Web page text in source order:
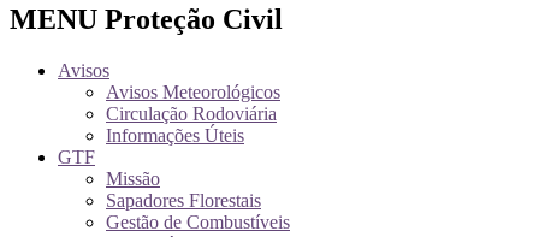
MENU Proteção Civil
Avisos
Avisos Meteorológicos
Circulação Rodoviária
Informações Úteis
GTF
Missão
Sapadores Florestais
Gestão de Combustíveis